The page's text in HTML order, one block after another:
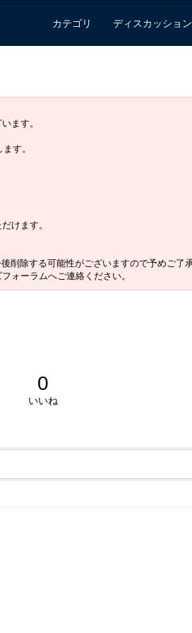
カテゴリ ディスカッション
ます。
す。
けます。
削除する可能性がございますので予めご了承
ォーラムへご連絡ください。
0
いいね